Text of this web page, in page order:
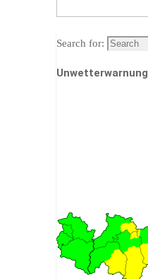
Search for:
Unwetterwarnung